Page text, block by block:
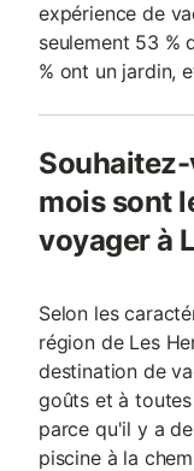
expérience de
seulement 53 %
% ont un jardin,
mois sont
voyager à
Selon les
région de Les
destination de
goûts et à
parce qu'il y a
piscine à la